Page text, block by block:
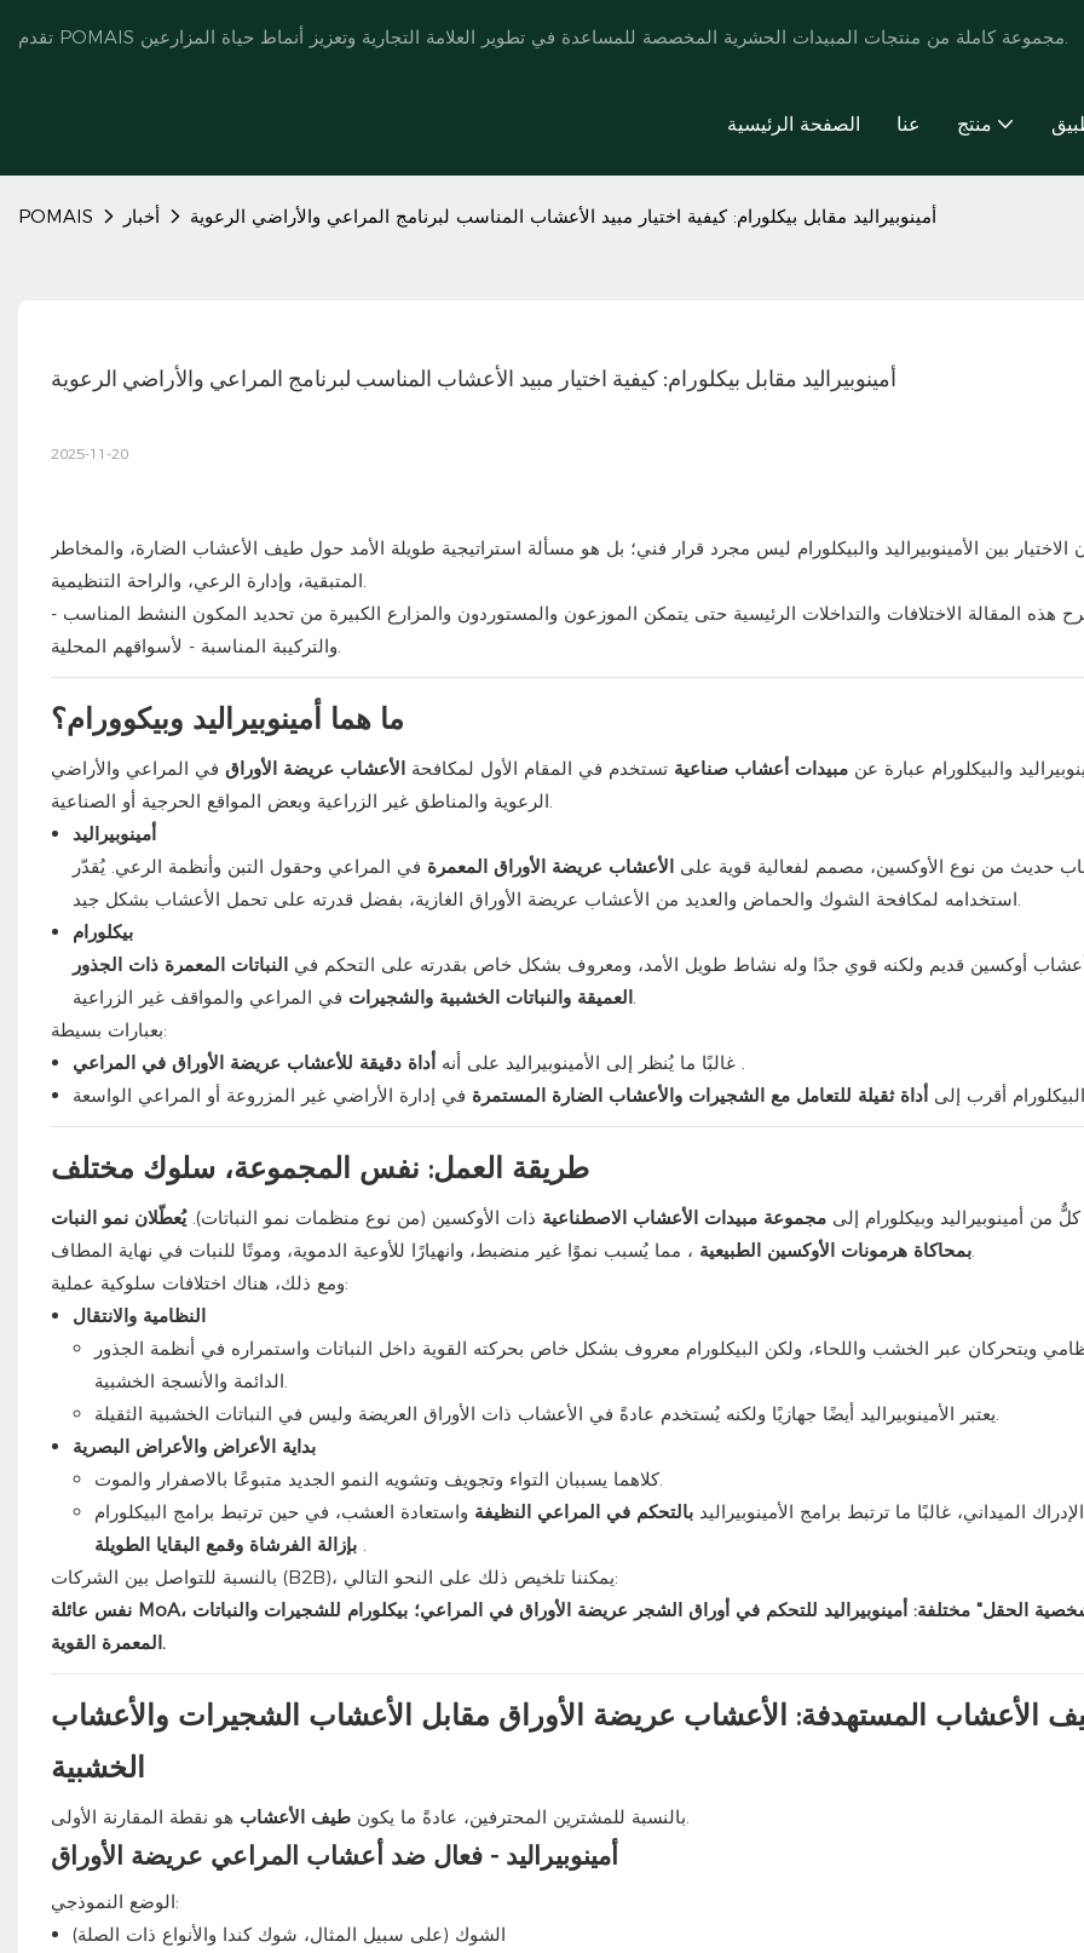
الصفحة الرئيسية عنا منتج
POMAIS أخبار أمينوبيراليد مقابل بيكلورام: كيفية اختيار مبيد الأعشاب المناسب لبرنامج المراعي والأراضي الرعوية
أمينوبيراليد مقابل بيكلورام: كيفية اختيار مبيد الأعشاب المناسب لبرنامج المراعي والأراضي الرعوية
2025-11-20
الاختيار بين الأمينوبيراليد والبيكلورام ليس مجرد قرار فني؛ بل هو مسألة استراتيجية طويلة الأمد حول طيف الأعشاب الضارة، والمخاطر
هذه المقالة الاختلافات والتداخلات الرئيسية حتى يتمكن الموزعون والمستوردون والمزارع الكبيرة من تحديد المكون النشط المناسب -
ما هما أمينوبيراليد وبيكوورام؟
والبيكلورام عبارة عنمبيدات أعشاب صناعية تستخدم في المقام الأول لمكافحةالأعشاب عريضة الأوراق في المراعي والأراضي
أمينوبيراليد
حديث من نوع الأوكسين، مصمم لفعالية قوية علىالأعشاب عريضة الأوراق المعمرة في المراعي وحقول التبن وأنظمة الرعي. يُقدّر
بيكلورام
أوكسين قديم ولكنه قوي جدًا وله نشاط طويل الأمد، ومعروف بشكل خاص بقدرته على التحكم فيالنباتات المعمرة ذات الجذور
العميقة والنباتات الخشبية والشجيراتفي المراعي والمواقف غير الزراعية.
بعبارات بسيطة:
غالبًا ما يُنظر إلى الأمينوبيراليد على أنهأداة دقيقة للأعشاب عريضة الأوراق في المراعي
.
أقرب إلىأداة ثقيلة للتعامل مع الشجيرات والأعشاب الضارة المستمرة
طريقة العمل: نفس المجموعة، سلوك مختلف
من أمينوبيراليد وبيكلورام إلىمجموعة مبيدات الأعشاب الاصطناعية ذات الأوكسين (من نوع منظمات نمو النباتات).يُعطّلان نمو النبات
بمحاكاة هرمونات الأوكسين الطبيعية، مما يُسبب نموًا غير منضبط، وانهيارًا للأوعية الدموية، وموتًا للنبات في نهاية المطاف.
ومع ذلك، هناك اختلافات سلوكية عملية:
النظامية والانتقال
ويتحركان عبر الخشب واللحاء، ولكن البيكلورام معروف بشكل خاص بحركته القوية داخل النباتات واستمراره في أنظمة الجذور
بداية الأعراض والأعراض البصرية
كلاهما يسببان التواء وتجويف وتشويه النمو الجديد متبوعًا بالاصفرار والموت.
الميداني، غالبًا ما ترتبط برامج الأمينوبيراليدبالتحكم في المراعي النظيفة واستعادة العشب، في حين ترتبط برامج البيكلورام
بإزالة الفرشاة وقمع البقايا الطويلة.
بالنسبة للتواصل بين الشركات (B2B)، يمكننا تلخيص ذلك على النحو التالي:
نفس عائلة MoA، ولكن "شخصية الحقل" مختلفة: أمينوبيراليد للتحكم في أوراق الشجر عريضة الأوراق في المراعي؛ بيكلورام للشجيرات والنباتات
المعمرة القوية.
الأعشاب المستهدفة: الأعشاب عريضة الأوراق مقابل الأعشاب الشجيرات والأعشاب
الخشبية
بالنسبة للمشترين المحترفين، عادةً ما يكونطيف الأعشاب
أمينوبيراليد - فعال ضد أعشاب المراعي عريضة الأوراق
الوضع النموذجي:
الشوك (على سبيل المثال، شوك كندا والأنواع ذات الصلة)